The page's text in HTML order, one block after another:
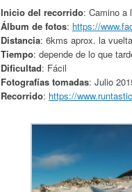
Inicio del recorrido: Camino a
Álbum de fotos: https://
Distancia: 6kms aprox. la
Tiempo: depende de lo que
Dificultad: Fácil
Fotografías tomadas: Julio
Recorrido: https://